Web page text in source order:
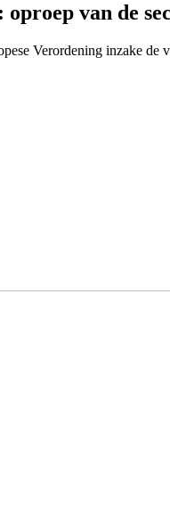
van de
Verordening inzake de